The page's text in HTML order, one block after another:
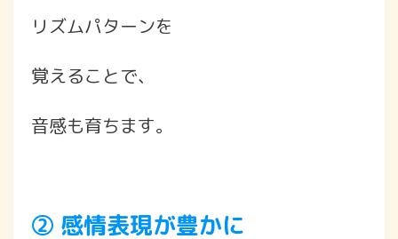
リズムパターンを
覚えることで、
音感も育ちます。
② 感情表現が豊かに